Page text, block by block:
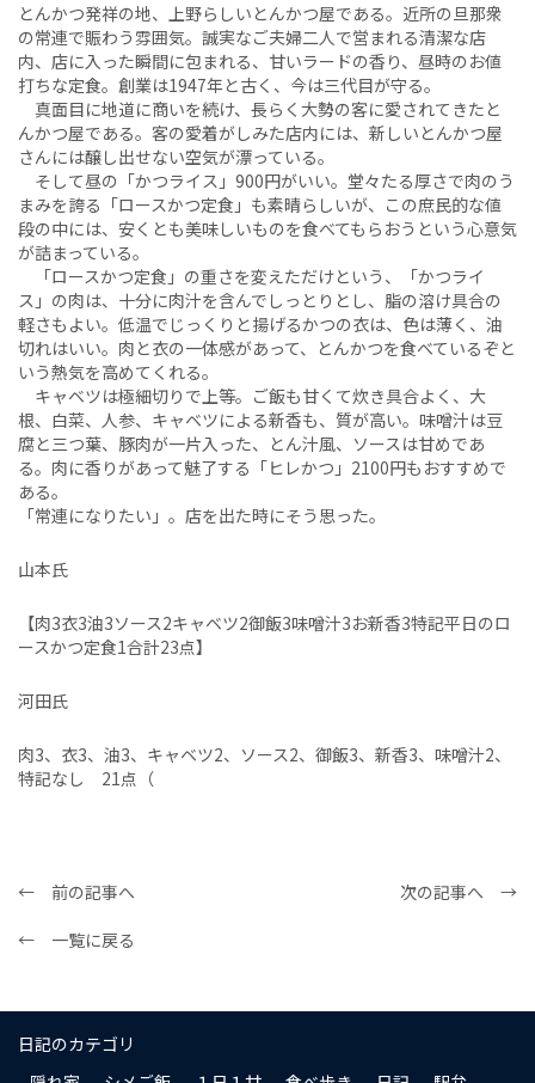
とんかつ発祥の地、上野らしいとんかつ屋である。近所の旦那衆
の常連で賑わう雰囲気。誠実なご夫婦二人で営まれる清潔な店
内、店に入った瞬間に包まれる、甘いラードの香り、昼時のお値
打ちな定食。創業は1947年と古く、今は三代目が守る。
真面目に地道に商いを続け、長らく大勢の客に愛されてきたと
んかつ屋である。客の愛着がしみた店内には、新しいとんかつ屋
さんには醸し出せない空気が漂っている。
そして昼の「かつライス」900円がいい。堂々たる厚さで肉のう
まみを誇る「ロースかつ定食」も素晴らしいが、この庶民的な値
段の中には、安くとも美味しいものを食べてもらおうという心意気
が詰まっている。
「ロースかつ定食」の重さを変えただけという、「かつライ
ス」の肉は、十分に肉汁を含んでしっとりとし、脂の溶け具合の
軽さもよい。低温でじっくりと揚げるかつの衣は、色は薄く、油
切れはいい。肉と衣の一体感があって、とんかつを食べているぞと
いう熱気を高めてくれる。
キャベツは極細切りで上等。ご飯も甘くて炊き具合よく、大
根、白菜、人参、キャベツによる新香も、質が高い。味噌汁は豆
腐と三つ葉、豚肉が一片入った、とん汁風、ソースは甘めであ
る。肉に香りがあって魅了する「ヒレかつ」2100円もおすすめで
ある。
「常連になりたい」。店を出た時にそう思った。
山本氏
【肉3衣3油3ソース2キャベツ2御飯3味噌汁3お新香3特記平日のロ
ースかつ定食1合計23点】
河田氏
肉3、衣3、油3、キャベツ2、ソース2、御飯3、新香3、味噌汁2、
特記なし 21点（
← 前の記事へ
次の記事へ →
← 一覧に戻る
日記のカテゴリ